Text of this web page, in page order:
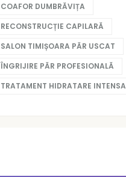
COAFOR DUMBRĂVIȚA
RECONSTRUCȚIE CAPILARĂ
SALON TIMIȘOARA PĂR USCAT
ÎNGRIJIRE PĂR PROFESIONALĂ
TRATAMENT HIDRATARE INTENSA